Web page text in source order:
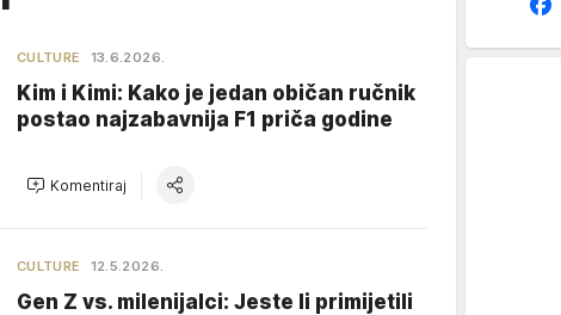
CULTURE 13.6.2026.
Kim i Kimi: Kako je jedan običan ručnik
postao najzabavnija F1 priča godine
Komentiraj
CULTURE 12.5.2026.
Gen Z vs. milenijalci: Jeste li primijetili